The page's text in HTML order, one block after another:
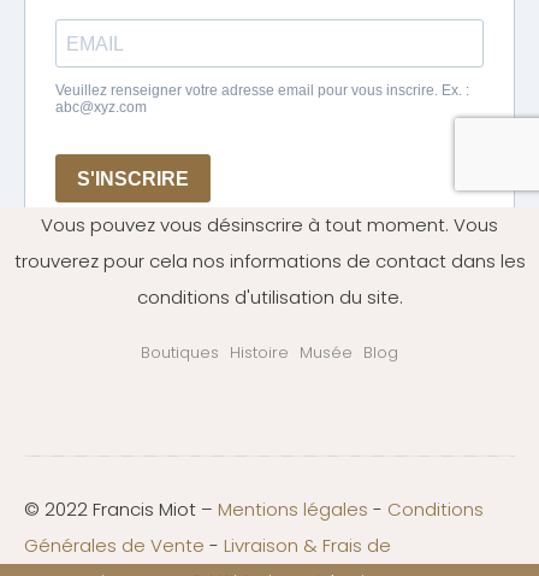
Vous pouvez vous désinscrire à tout moment. Vous
trouverez pour cela nos informations de contact dans les
conditions d'utilisation du site.
Boutiques Histoire Musée Blog
© 2022 Francis Miot – Mentions légales - Conditions
Générales de Vente - Livraison & Frais de